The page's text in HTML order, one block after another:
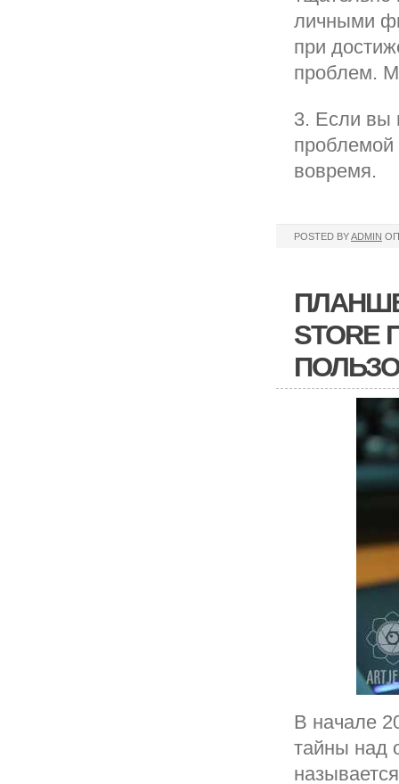
личными
при
проблем.
3. Если вы
проблемой
вовремя.
POSTED BYADMIN
В начале
тайны над